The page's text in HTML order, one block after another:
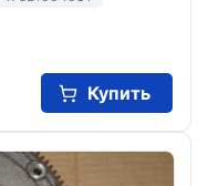
Купить